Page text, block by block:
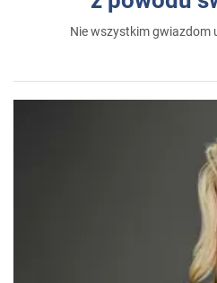
Nie wszystkim gwiazdom